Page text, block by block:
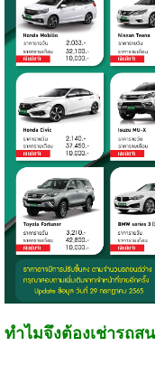
ทำไมจึงต้องเช่ารถส